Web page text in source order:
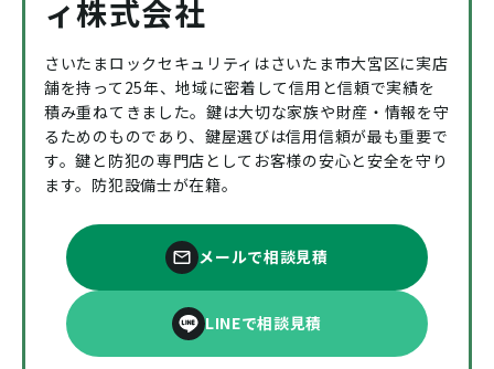
ィ株式会社
さいたまロックセキュリティはさいたま市大宮区に実店
舗を持って25年、地域に密着して信用と信頼で実績を
積み重ねてきました。鍵は大切な家族や財産・情報を守
るためのものであり、鍵屋選びは信用信頼が最も重要で
す。鍵と防犯の専門店としてお客様の安心と安全を守り
ます。防犯設備士が在籍。
メールで相談見積
LINEで相談見積